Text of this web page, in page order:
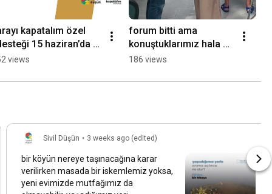
kapatalım özel
15 haziran’da
🌍 detaylar
views
forum bitti ama
konuştuklarımız hala
aklımızda :) sahi
olmuştu?
186 views
Sivil Düşün • 3 weeks ago (edited)
bir köyün nereye taşınacağına karar
verilirken masada bir iskemlemiz yoksa,
yeni evimizde mutfağımız da